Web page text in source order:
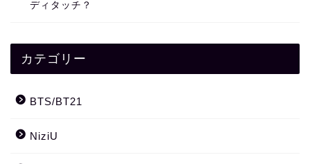
ディタッチ？
カテゴリー
BTS/BT21
NiziU